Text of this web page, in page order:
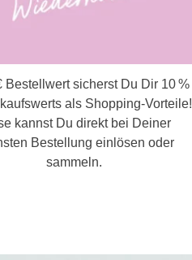
Bestellwert sicherst Du Dir 10 %
als Shopping-Vorteile!
kannst Du direkt bei Deiner
Bestellung einlösen oder
sammeln.